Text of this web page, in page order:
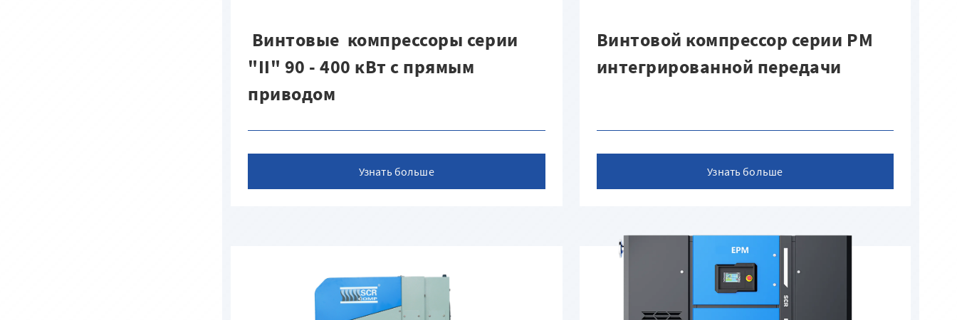
Винтовые компрессоры серии
"II" 90 - 400 кВт c прямым
приводом
Узнать больше
Винтовой компрессор серии PM
интегрированной передачи
Узнать больше